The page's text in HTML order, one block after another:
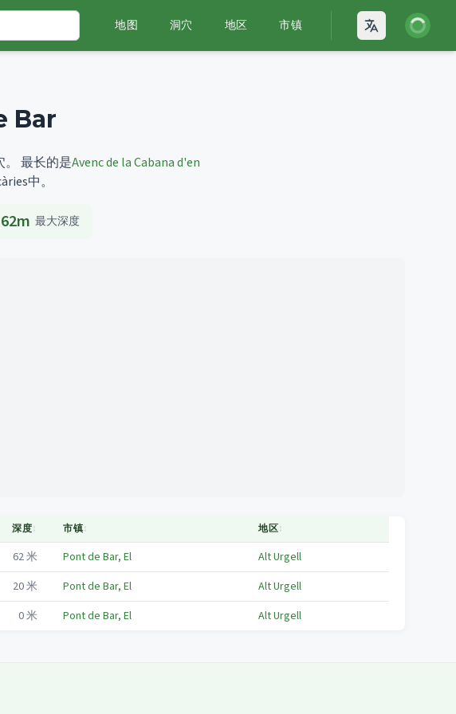
地图 洞穴 地区 市镇 Open
登录
Bar
最长的是Avenc de la Cabana d'en
中。
62m 最大深度
深度↕ 市镇↕ 地区↕
62米 Pont de Bar, El
Alt Urgell
20米 Pont de Bar, El
Alt Urgell
0米 Pont de Bar, El Alt Urgell